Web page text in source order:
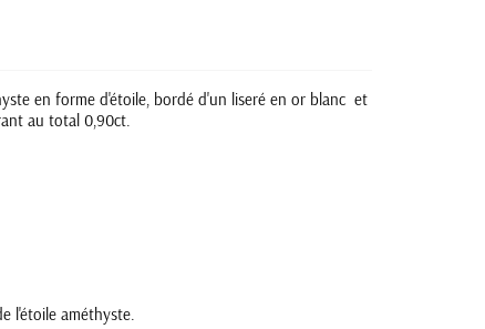
en forme d'étoile, bordé d'un liseré en or blanc et
au total 0,90ct.
l'étoile améthyste.